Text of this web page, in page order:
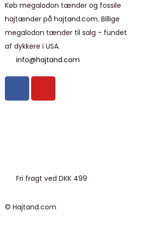
Køb megalodon tænder og fossile
hajtænder på hajtand.com. Billige
megalodon tænder til salg - fundet
af dykkere i USA.
info@hajtand.com
Fri fragt ved DKK 499
© Hajtand.com